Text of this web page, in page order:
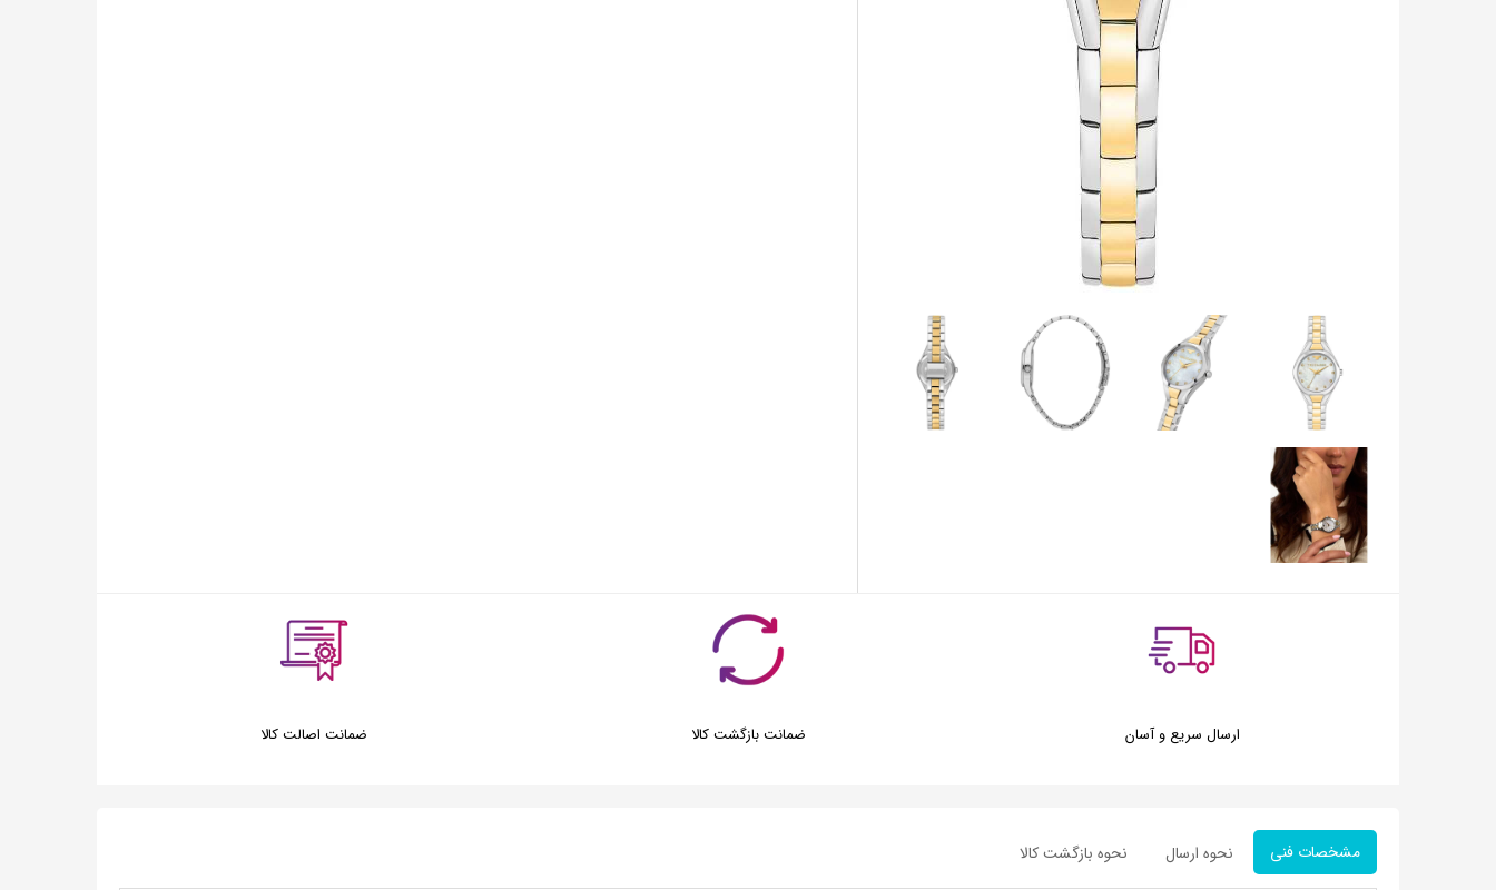
ارسال سریع و آسان ضمانت بازگشت کالا ضمانت اصالت کالا
مشخصات فنی نحوه ارسال نحوه بازگشت کالا